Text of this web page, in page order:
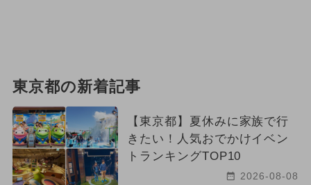
東京都の新着記事
【東京都】夏休みに家族で行
きたい！人気おでかけイベン
トランキングTOP10
2026-08-08